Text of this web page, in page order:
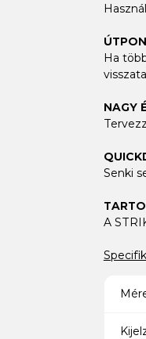
Ha
NAGY
Senki
A